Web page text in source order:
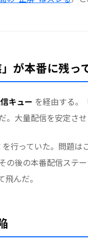
が本番に残っ
キュー を経由する。
大量配信を安定させ
を行っていた。問題は
の後の本番配信ステ
んだ。